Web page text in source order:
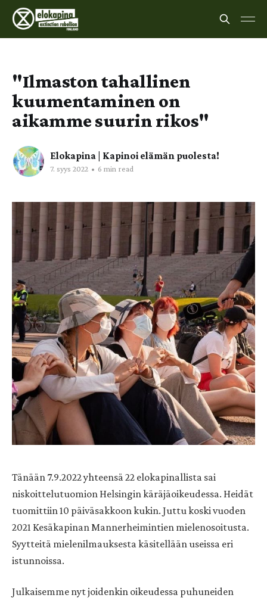
"Ilmaston tahallinen
kuumentaminen on
aikamme suurin rikos"
Elokapina | Kapinoi elämän puolesta!
7. syys 2022 • 6 min read
Tänään 7.9.2022 yhteensä 22 elokapinallista sai
niskoittelutuomion Helsingin käräjäoikeudessa. Heidät
tuomittiin 10 päiväsakkoon kukin. Juttu koski vuoden
2021 Kesäkapinan Mannerheimintien mielenosoitusta.
Syytteitä mielenilmauksesta käsitellään useissa eri
istunnoissa.
Julkaisemme nyt joidenkin oikeudessa puhuneiden